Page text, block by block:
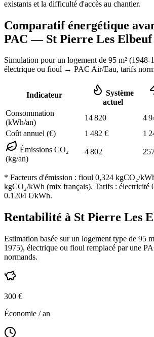
existants et la difficulté d'accès au chantier.
Comparatif énergétique
PAC — St Pierre Les Elbeuf
Simulation pour un logement de 95 m² (1948-
électrique ou fioul → PAC Air/Eau, tarifs
Indicateur
Système
actuel
Consommation
(kWh/an)
14 820 4
Coût annuel (€)
1 482 € 1
Émissions CO₂
(kg/an)
4 802
* Facteurs d'émission : fioul 0,324 kgCO₂/
kgCO₂/kWh (mix français). Tarifs : électricité
0.1204 €/kWh.
Rentabilité à St Pierre Les
Estimation basée sur un logement type de 95
1975), électrique ou fioul remplacé par une
normands.
300 €
Économie / an